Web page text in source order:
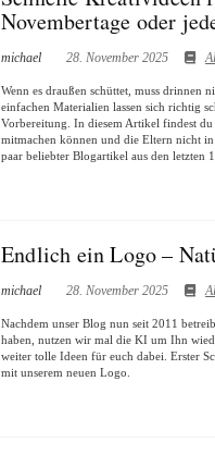
Novembertage oder
michael 28. November 2025
Wenn es draußen schüttet, muss drinnen
einfachen Materialien lassen sich richtig
Vorbereitung. In diesem Artikel findest
mitmachen können und die Eltern nicht
paar beliebter Blogartikel aus den letzten
Endlich ein Logo –
michael 28. November 2025
Nachdem unser Blog nun seit 2011
haben, nutzen wir mal die KI um Ihn
weiter tolle Ideen für euch dabei. Erster
mit unserem neuen Logo.